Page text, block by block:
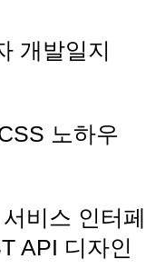
개발일지
노하우
비스 인터페
API 디자인